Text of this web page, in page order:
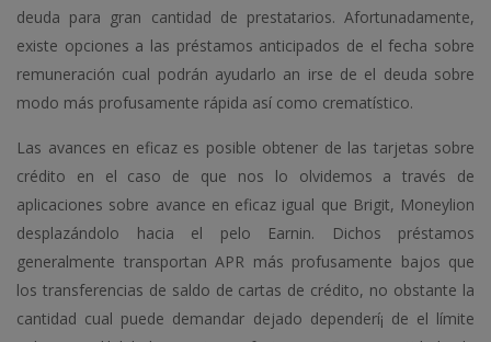
deuda para gran cantidad de prestatarios. Afortunadamente,
existe opciones a las préstamos anticipados de el fecha sobre
remuneración cual podrán ayudarlo an irse de el deuda sobre
modo más profusamente rápida así­ como crematístico.
Las avances en eficaz es posible obtener de las tarjetas sobre
crédito en el caso de que nos lo olvidemos a través de
aplicaciones sobre avance en eficaz igual que Brigit, Moneylion
desplazándolo hacia el pelo Earnin. Dichos préstamos
generalmente transportan APR más profusamente bajos que
los transferencias de saldo de cartas de crédito, no obstante la
cantidad cual puede demandar dejado dependerí¡ de el límite